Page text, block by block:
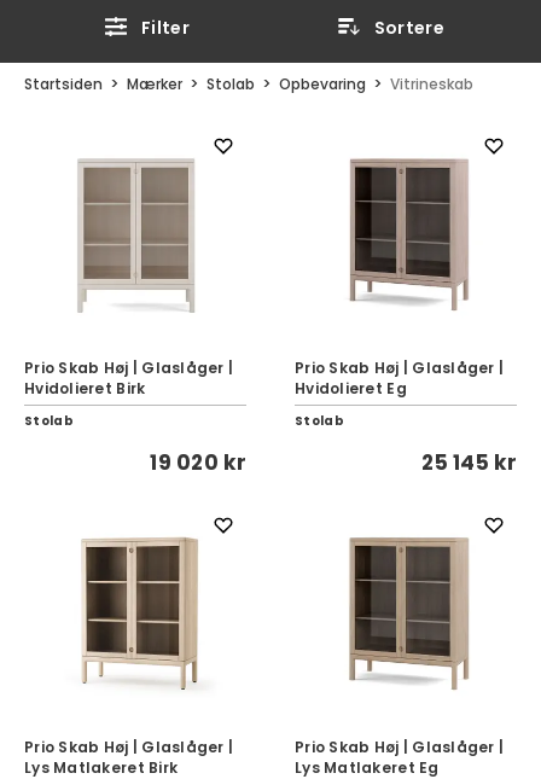
Filter Sortere
Startsiden Mærker Stolab Opbevaring Vitrineskab
Prio Skab Høj | Glaslåger |
Hvidolieret Birk
Stolab
19 020 kr
Prio Skab Høj | Glaslåger |
Hvidolieret Eg
Stolab
25 145 kr
Prio Skab Høj | Glaslåger |
Lys Matlakeret Birk
Prio Skab Høj | Glaslåger |
Lys Matlakeret Eg